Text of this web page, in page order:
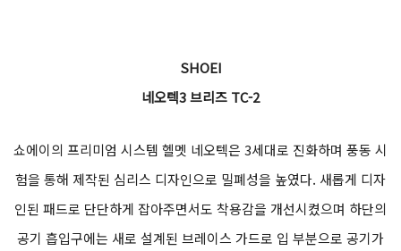
SHOEI
네오텍3 브리즈 TC-2
쇼에이의 프리미엄 시스템 헬멧 네오텍은 3세대로 진화하며 풍동 시
험을 통해 제작된 심리스 디자인으로 밀폐성을 높였다. 새롭게 디자
인된 패드로 단단하게 잡아주면서도 착용감을 개선시켰으며 하단의
공기 흡입구에는 새로 설계된 브레이스 가드로 입 부분으로 공기가